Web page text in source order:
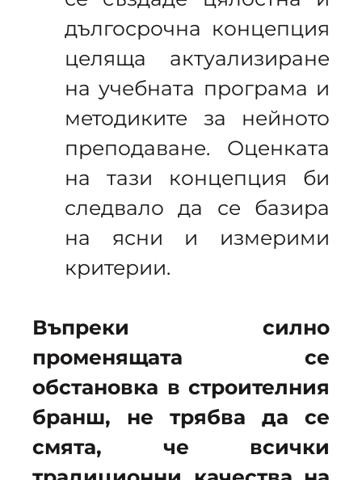
дългосрочна концепция
целяща актуализиране
на учебната програма и
методиките за нейното
преподаване. Оценката
на тази концепция би
следвало да се базира
на ясни и измерими
критерии.
Въпреки силно
променящата се
обстановка в строителния
бранш, не трябва да се
смята, че всички